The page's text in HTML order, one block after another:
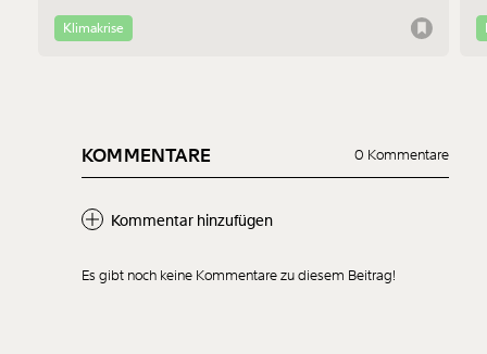
Richtmann von der TU Wien im Interview.
Klimakrise
KOMMENTARE 0 Kommentare
Kommentar hinzufügen
Es gibt noch keine Kommentare zu diesem Beitrag!